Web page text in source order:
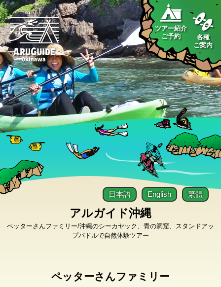
ツアー紹介
ご予約
各種
ご案内
アルガイド沖縄
ペッターさんファミリー/沖縄のシーカヤック、青の洞窟、スタンドアッ
プパドルで自然体験ツアー
日本語 English 繁體
ペッターさんファミリー